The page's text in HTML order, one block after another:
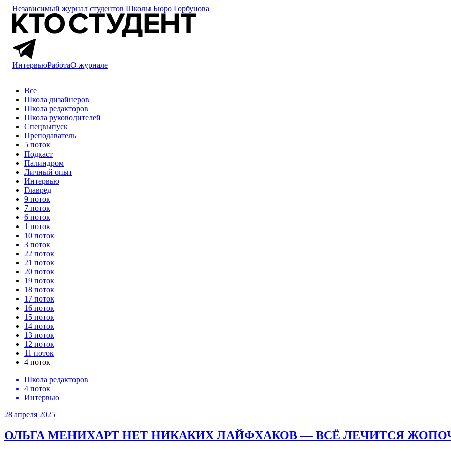
Независимый журнал студентов Школы Бюро Горбунова
ИнтервьюРаботаО журнале
Все
Школа дизайнеров
Школа редакторов
Школа руководителей
Спецвыпуск
Преподаватель
5 поток
Подкаст
Палиндром
Личный опыт
Интервью
Главред
9 поток
7 поток
6 поток
1 поток
10 поток
3 поток
22 поток
21 поток
20 поток
19 поток
18 поток
17 поток
16 поток
15 поток
14 поток
13 поток
12 поток
11 поток
4 поток
Школа редакторов
4 поток
Интервью
28 апреля 2025
ОЛЬГА МЕНИХАРТ НЕТ НИКАКИХ ЛАЙФХАКОВ — ВСЁ ЛЕЧИТСЯ